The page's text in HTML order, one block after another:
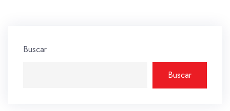
Buscar
Buscar